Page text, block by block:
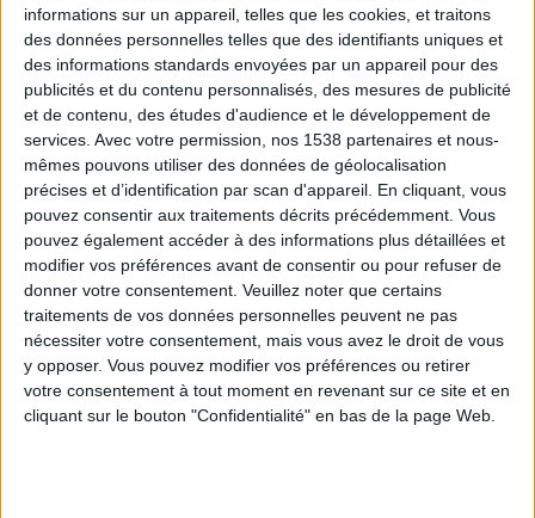
informations sur un appareil, telles que les cookies, et traitons
des données personnelles telles que des identifiants uniques et
des informations standards envoyées par un appareil pour des
publicités et du contenu personnalisés, des mesures de publicité
et de contenu, des études d'audience et le développement de
services. Avec votre permission, nos 1538 partenaires et nous-
mêmes pouvons utiliser des données de géolocalisation
précises et d’identification par scan d'appareil. En cliquant, vous
pouvez consentir aux traitements décrits précédemment. Vous
pouvez également accéder à des informations plus détaillées et
modifier vos préférences avant de consentir ou pour refuser de
donner votre consentement. Veuillez noter que certains
traitements de vos données personnelles peuvent ne pas
nécessiter votre consentement, mais vous avez le droit de vous
y opposer. Vous pouvez modifier vos préférences ou retirer
votre consentement à tout moment en revenant sur ce site et en
cliquant sur le bouton "Confidentialité" en bas de la page Web.
Combien de kilos souhaitez-vous perdre ?
Moins de
5 kilos
De 5 à 10
kilos
Plus de
10 kilos
Webinaires en direct Voir tout
Chaque semaine, posez vos questions en live
en participant à des vidéo-conférences avec
Jean-Michel et les diététiciennes du
programme.